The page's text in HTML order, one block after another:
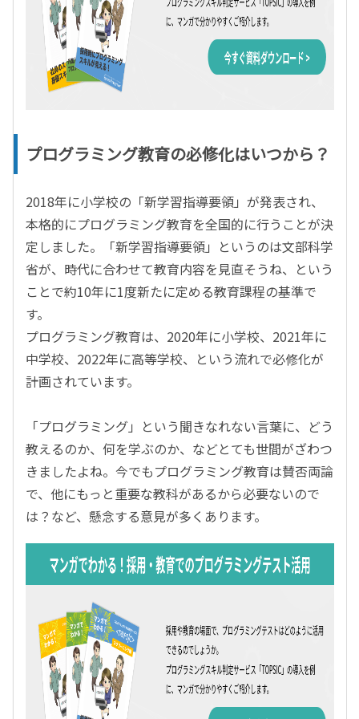
プログラミング教育の必修化はいつから？
2018年に小学校の「新学習指導要領」が発表され、
本格的にプログラミング教育を全国的に行うことが決
定しました。「新学習指導要領」というのは文部科学
省が、時代に合わせて教育内容を見直そうね、という
ことで約10年に1度新たに定める教育課程の基準で
す。
プログラミング教育は、2020年に小学校、2021年に
中学校、2022年に高等学校、という流れで必修化が
計画されています。
「プログラミング」という聞きなれない言葉に、どう
教えるのか、何を学ぶのか、などとても世間がざわつ
きましたよね。今でもプログラミング教育は賛否両論
で、他にもっと重要な教科があるから必要ないので
は？など、懸念する意見が多くあります。